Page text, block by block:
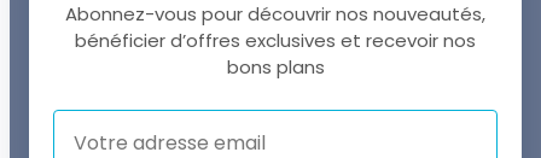
UNE QUESTION ?
+41 22 307 02 00
Abonnez-vous pour découvrir nos nouveautés,
bénéficier d’offres exclusives et recevoir nos
bons plans